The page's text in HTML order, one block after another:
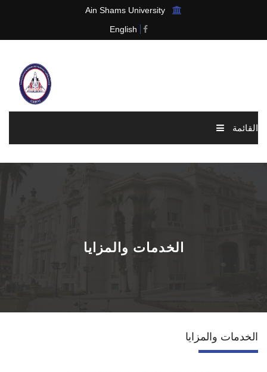
Ain Shams University
English
القائمة
الرئيسية
الخدمات والمزايا
الخدمات والمزايا